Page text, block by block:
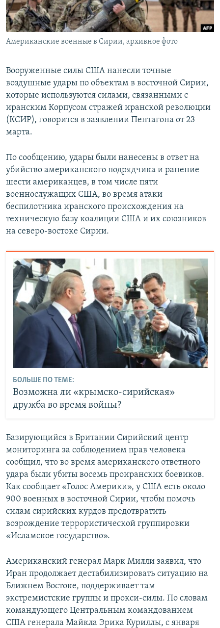
ПОБЕДИТЕЛЕЙ НЕ СУДЯТ?
КРЫМ.НЕПОКОРЕННЫЙ
ELIFBE
ПРИСОЕДИНЯЙТЕСЬ!
Все сайты RFE/RL
Американские военные в Сирии, архивное фото
Вооруженные силы США нанесли точные
воздушные удары по объектам в восточной Сирии,
которые используются силами, связанными с
иранским Корпусом стражей иранской революции
(КСИР), говорится в заявлении Пентагона от 23
марта.
По сообщению, удары были нанесены в ответ на
убийство американского подрядчика и ранение
шести американцев, в том числе пяти
военнослужащих США, во время атаки
беспилотника иранского происхождения на
техническую базу коалиции США и их союзников
на северо-востоке Сирии.
БОЛЬШЕ ПО ТЕМЕ:
Возможна ли «крымско-сирийская»
дружба во время войны?
Базирующийся в Британии Сирийский центр
мониторинга за соблюдением прав человека
сообщил, что во время американского ответного
удара были убиты восемь проиранских боевиков.
Как сообщает «Голос Америки», у США есть около
900 военных в восточной Сирии, чтобы помочь
силам сирийских курдов предотвратить
возрождение террористической группировки
«Исламское государство».
Американский генерал Марк Милли заявил, что
Иран продолжает дестабилизировать ситуацию на
Ближнем Востоке, поддерживает там
экстремистские группы и прокси-силы. По словам
командующего Центральным командованием
США генерала Майкла Эрика Куриллы, с января